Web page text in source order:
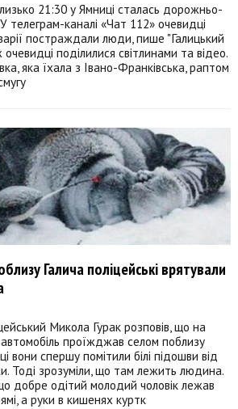
21:30 у Ямниці сталась дорожньо-
телеграм-каналі «Чат 112» очевидці
постраждали люди, пише "Галицький
поділилися світлинами та відео.
яка їхала з Івано-Франківська, раптом
Галича поліцейські врятували
Микола Гурак розповів, що на
проїжджав селом поблизу
вони спершу помітили білі підошви від
Тоді зрозуміли, що там лежить людина.
добре одітий молодий чоловік лежав
а руки в кишенях куртк